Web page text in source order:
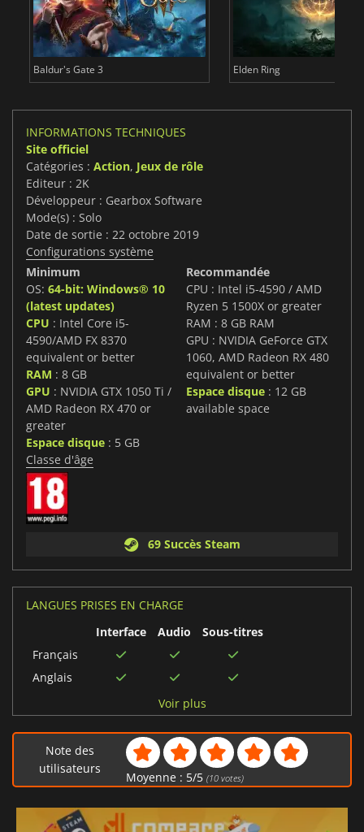
Baldur's Gate 3 Elden Ring
INFORMATIONS TECHNIQUES
Site officiel
Catégories : Action, Jeux de rôle
Editeur : 2K
Développeur : Gearbox Software
Mode(s) : Solo
Date de sortie : 22 octobre 2019
Configurations système
Minimum
OS: 64-bit: Windows® 10
(latest updates)
CPU : Intel Core i5-
4590/AMD FX 8370
equivalent or better
RAM : 8 GB
GPU : NVIDIA GTX 1050 Ti /
AMD Radeon RX 470 or
greater
Espace disque : 5 GB
Recommandée
CPU : Intel i5-4590 / AMD
Ryzen 5 1500X or greater
RAM : 8 GB RAM
GPU : NVIDIA GeForce GTX
1060, AMD Radeon RX 480
equivalent or better
Espace disque : 12 GB
available space
Classe d'âge
69 Succès Steam
LANGUES PRISES EN CHARGE
Interface
Audio
Sous-titres
Français
Anglais
Japonais
Espagnol
Voir plus
Note des
utilisateurs
Moyenne : 5/5 (10votes)